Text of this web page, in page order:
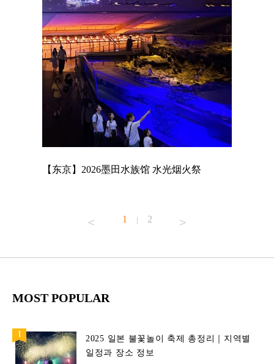
【东京】2026墨田水族馆 水光烟火祭
1 | 2
MOST POPULAR
2025 일본 불꽃놀이 축제 총정리｜지역별
일정과 장소 정보